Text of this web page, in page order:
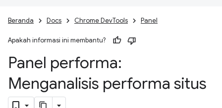
Beranda Docs Chrome DevTools Panel
Apakah informasi ini membantu?
Panel performa:
Menganalisis performa situs